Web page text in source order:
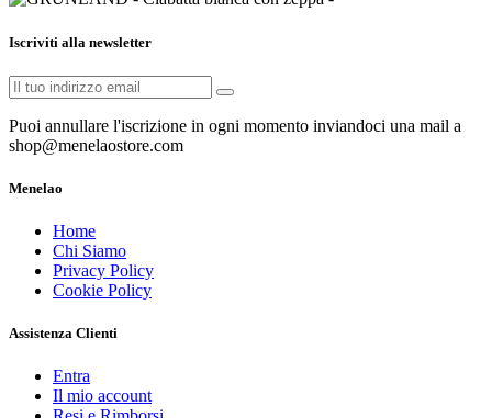
Iscriviti alla newsletter
Puoi annullare l'iscrizione in ogni momento inviandoci una mail a
shop@menelaostore.com
Menelao
Home
Chi Siamo
Privacy Policy
Cookie Policy
Assistenza Clienti
Entra
Il mio account